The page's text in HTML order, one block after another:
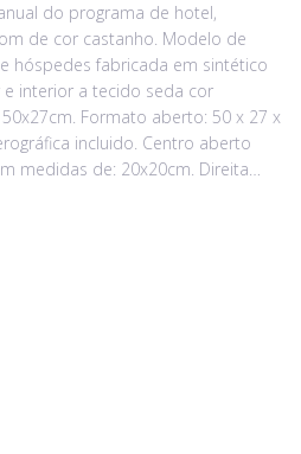
do programa de hotel,
de cor castanho. Modelo de
hóspedes fabricada em sintético
interior a tecido seda cor
Formato aberto: 50 x 27 x
incluido. Centro aberto
medidas de: 20x20cm. Direita…